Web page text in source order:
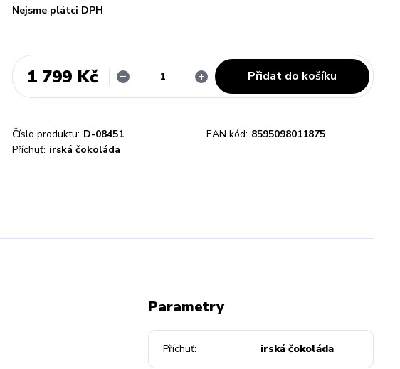
Nejsme plátci DPH
1 799 Kč Přidat do košíku
Číslo produktu: D-08451 EAN kód: 8595098011875
Příchuť: irská čokoláda
Parametry
Příchuť irská čokoláda